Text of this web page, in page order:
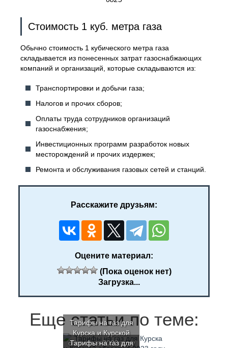
Стоимость 1 куб. метра газа
Обычно стоимость 1 кубического метра газа
складывается из понесенных затрат газоснабжающих
компаний и организаций, которые складываются из:
Транспортировки и добычи газа;
Налогов и прочих сборов;
Оплаты труда сотрудников организаций
газоснабжения;
Инвестиционных программ разработок новых
месторождений и прочих издержек;
Ремонта и обслуживания газовых сетей и станций.
Расскажите друзьям:
Оцените материал:
(Пока оценок нет)
Загрузка...
Еще статьи по теме:
Тарифы на газ для
Курска и Курской
области в 2023 году
Тарифы на газ для